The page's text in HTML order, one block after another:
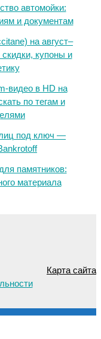
автомойки:
и документам
на август–
купоны и
видео в HD на
по тегам и
лиц под ключ —
памятников:
материала
Карта сайта